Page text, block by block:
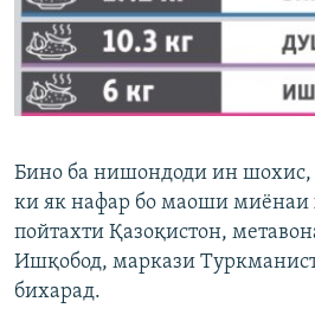
Бино ба нишондоди ин
ки як нафар бо маоши миёнаи
пойтахти Қазоқистон,
Ишқобод, маркази
бихарад.